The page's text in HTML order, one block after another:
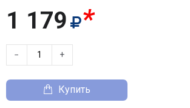
1 179 *
− +
Купить